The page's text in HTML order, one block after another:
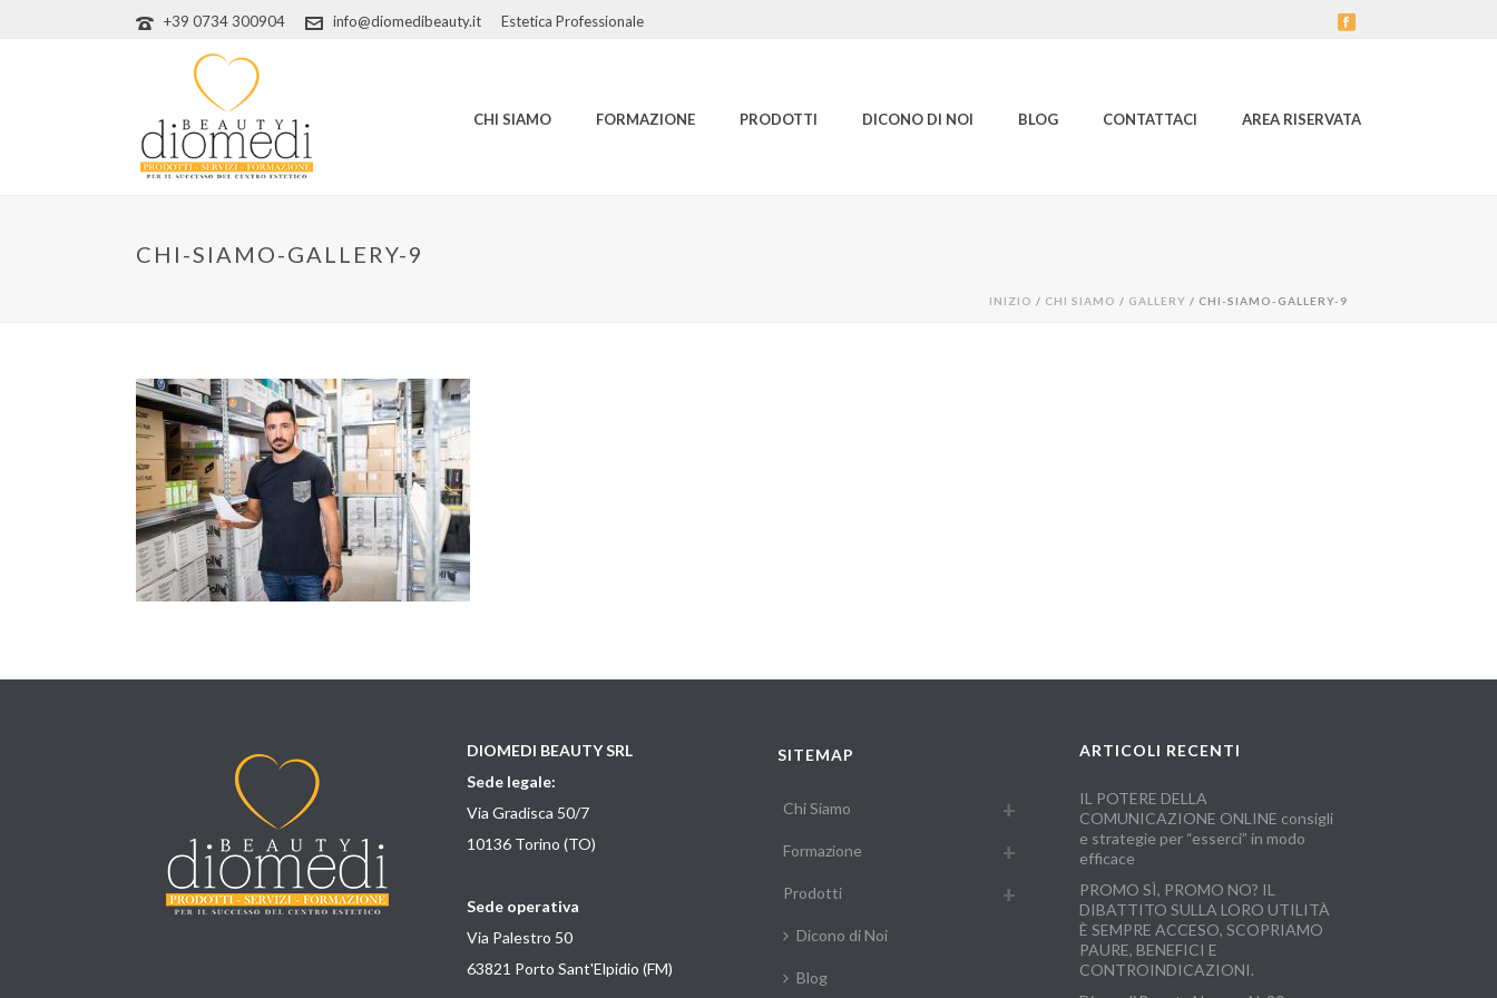
+39 0734 300904 info@diomedibeauty.it Estetica Professionale
CHI SIAMO FORMAZIONE PRODOTTI DICONO DI NOI BLOG CONTATTACI AREA RISERVATA
CHI-SIAMO-GALLERY-9
INIZIO / CHI SIAMO / GALLERY / CHI-SIAMO-GALLERY-9
DIOMEDI BEAUTY SRL
Sede legale:
Via Gradisca 50/7
10136 Torino (TO)
Sede operativa
Via Palestro 50
63821 Porto Sant'Elpidio (FM)
SITEMAP
Chi Siamo
Formazione
Prodotti
Dicono di Noi
Blog
ARTICOLI RECENTI
IL POTERE DELLA
COMUNICAZIONE ONLINE consigli
e strategie per “esserci” in modo
efficace
PROMO SÌ, PROMO NO? IL
DIBATTITO SULLA LORO UTILITÀ
È SEMPRE ACCESO, SCOPRIAMO
PAURE, BENEFICI E
CONTROINDICAZIONI.